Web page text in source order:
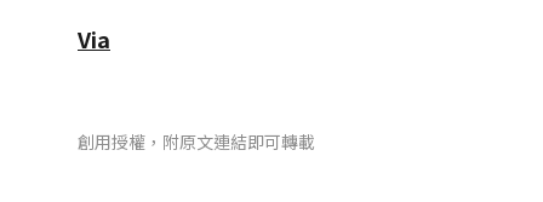
Via
創用授權，附原文連結即可轉載